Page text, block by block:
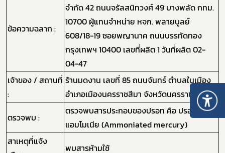
ข้อความฉลาก :
จำกัด 42 ถนนจรัลสนิทวงศ์ 49 บางพลัด กทม.
10700 ผู้แทนจำหน่าย หจก. พลายบูลย์
608/18-19 ซอยพญานาค ถนนบรรทัดทอง
กรุงเทพฯ 10400 เลขที่ผลิต 1 วันที่ผลิต 02-
04-47
เจ้าของ / สถานที่
:
ร้านมดงาน เลขที่ 85 ถนนจันทร์ ตำบลในเมือง
อำเภอเมืองนครราชสีมา จังหวัดนครราชสีมา
ตรวจพบ :
ตรวจพบสารประกอบของปรอท คือ ปรอท
แอมโมเนีย (Ammoniated mercury)
สาเหตุที่แจ้ง
พบสารห้ามใช้